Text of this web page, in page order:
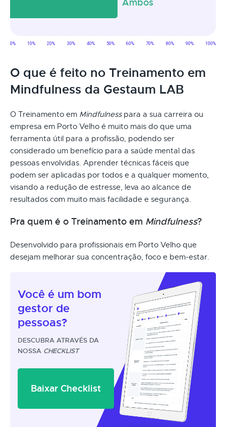
O que é feito no Treinamento em
Mindfulness da Gestaum LAB
O Treinamento em Mindfulnesspara a sua carreira ou
empresa em Porto Velho é muito mais do que uma
ferramenta útil para a profissão, podendo ser
considerado um benefício para a saúde mental das
pessoas envolvidas. Aprender técnicas fáceis que
podem ser aplicadas por todos e a qualquer momento,
visando a redução de estresse, leva ao alcance de
resultados com muito mais facilidade e segurança.
Pra quem é o Treinamento em Mindfulness?
Desenvolvido para profissionais em Porto Velho que
desejam melhorar sua concentração, foco e bem-estar.
Você é um bom
gestor de
pessoas?
DESCUBRA ATRAVÉS DA
NOSSA CHECKLIST
Baixar Checklist